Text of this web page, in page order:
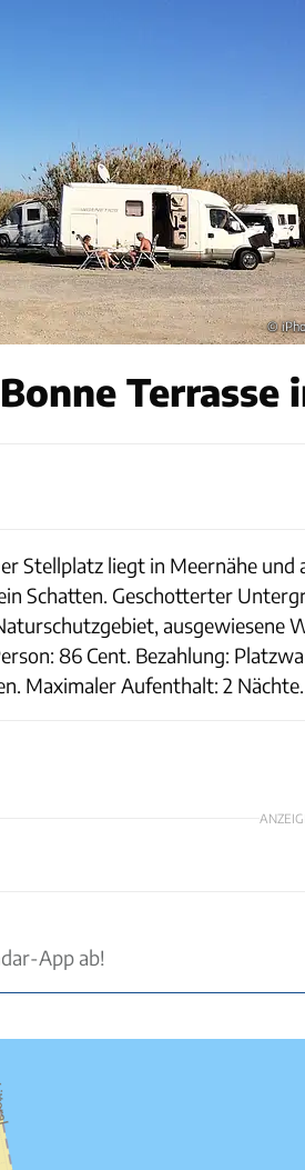
©
Terrasse
Stellplatz liegt in Meernähe und
Schatten. Geschotterter
ausgewiesene
86 Cent. Bezahlung:
Maximaler Aufenthalt: 2 Nächte.
App ab!